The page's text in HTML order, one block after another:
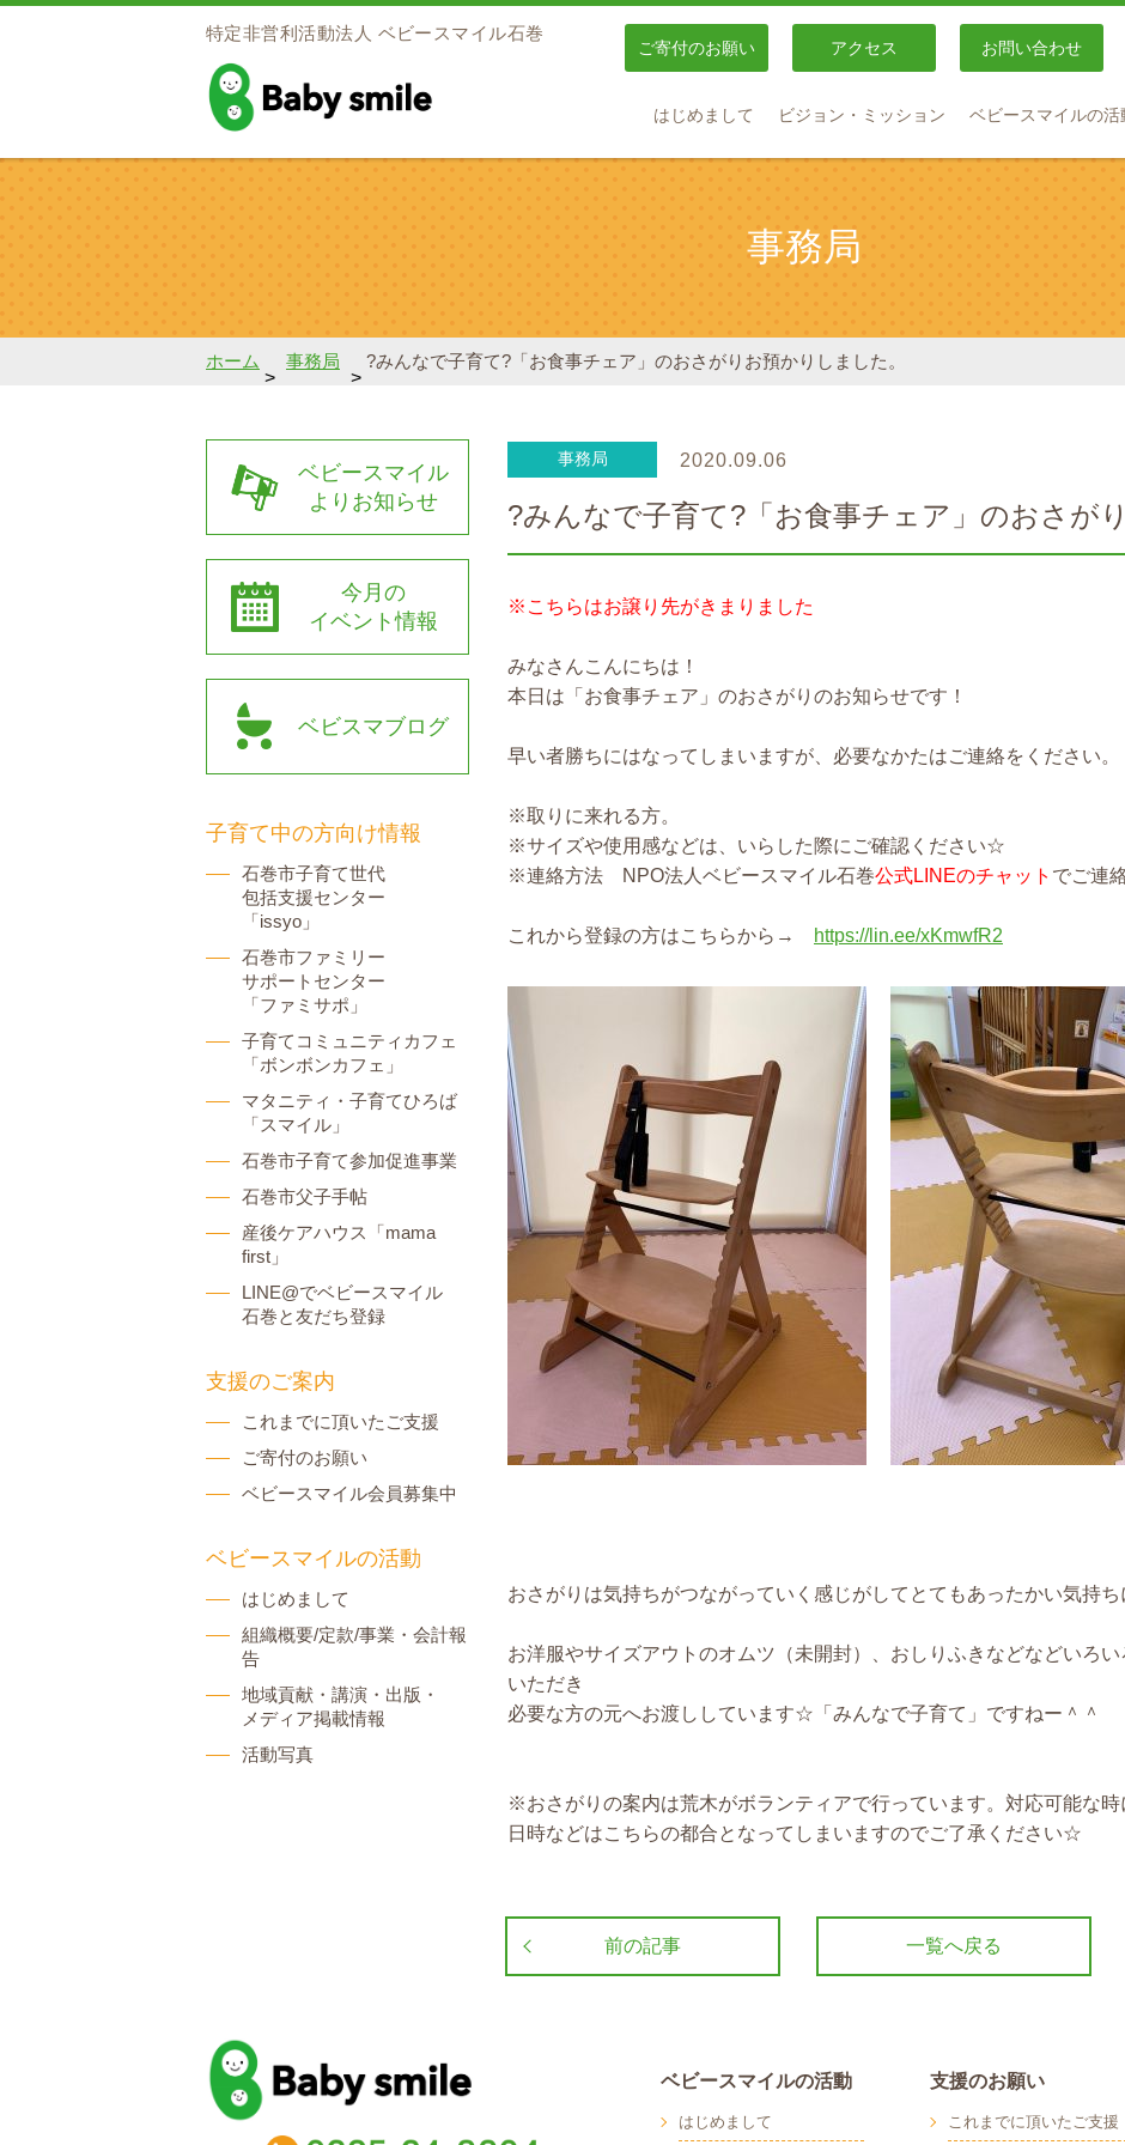
特定非営利活動法人 ベビースマイル石巻
ご寄付のお願い アクセス お問い合わせ
はじめまして ビジョン・ミッション ベビースマイルの活
事務局
ホーム
>
事務局
>
?みんなで子育て?「お食事チェア」のおさがりお預かりしました。
事務局 2020.09.06
?みんなで子育て?「お食事チェア」のおさが
※こちらはお譲り先がきまりました
みなさんこんにちは！
本日は「お食事チェア」のおさがりのお知らせです！
早い者勝ちにはなってしまいますが、必要なかたはご連絡をください。
※取りに来れる方。
※サイズや使用感などは、いらした際にご確認ください☆
※連絡方法 NPO法人ベビースマイル石巻公式LINEのチャット でご連
これから登録の方はこちらから→ https://lin.ee/xKmwfR2
おさがりは気持ちがつながっていく感じがしてとてもあったかい気持ち
お洋服やサイズアウトのオムツ（未開封）、おしりふきなどなどいろ
いただき
必要な方の元へお渡ししています☆「みんなで子育て」ですねー＾＾
※おさがりの案内は荒木がボランティアで行っています。対応可能な
日時などはこちらの都合となってしまいますのでご了承ください☆
前の記事 一覧へ戻る
ベビースマイル
よりお知らせ
今月の
イベント情報
ベビスマブログ
子育て中の方向け情報
石巻市子育て世代
包括支援センター
「issyo」
石巻市ファミリー
サポートセンター
「ファミサポ」
子育てコミュニティカフェ
「ボンボンカフェ」
マタニティ・子育てひろば
「スマイル」
石巻市子育て参加促進事業
石巻市父子手帖
産後ケアハウス「mama
first」
LINE@でベビースマイル
石巻と友だち登録
支援のご案内
これまでに頂いたご支援
ご寄付のお願い
ベビースマイル会員募集中
ベビースマイルの活動
はじめまして
組織概要/定款/事業・会計報
告
地域貢献・講演・出版・
メディア掲載情報
活動写真
baby smile
ベビースマイルの活動
はじめまして
支援のお願い
これまでに頂いたご支援